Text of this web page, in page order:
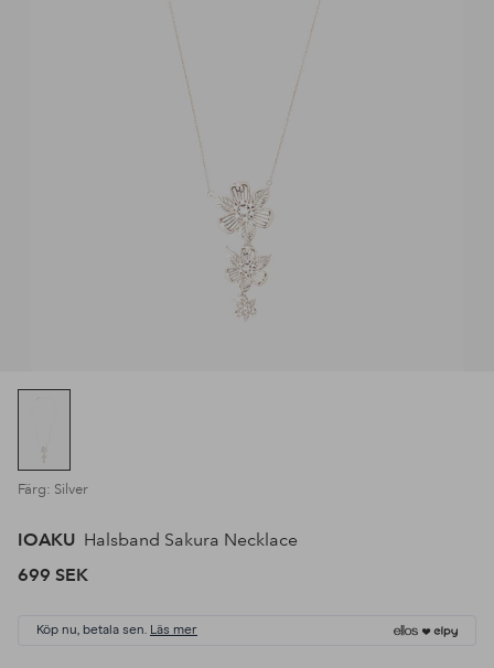
Färg: Silver
IOAKU Halsband Sakura Necklace
699 SEK
Köp nu, betala sen. Läs mer